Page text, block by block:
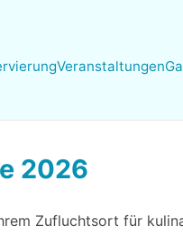
Veranstaltungen
2026
Zufluchtsort für